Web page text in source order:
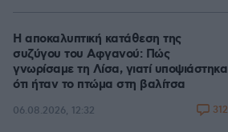
Η αποκαλυπτική κατάθεση της
συζύγου του Αφγανού: Πώς
γνωρίσαμε τη Λίσα, γιατί υποψιάστηκα
ότι ήταν το πτώμα στη βαλίτσα
06.08.2026, 12:32 312